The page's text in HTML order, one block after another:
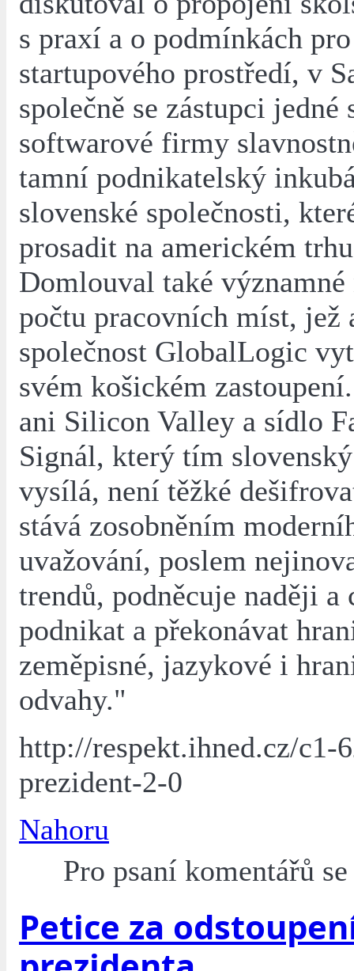
s praxí a o podmínkách
startupového prostředí, v
společně se zástupci jedné
softwarové firmy
tamní podnikatelský
slovenské společnosti,
prosadit na americkém
Domlouval také významné
počtu pracovních míst, jež
společnost GlobalLogic
svém košickém
ani Silicon Valley a sídlo
Signál, který tím
vysílá, není těžké
stává zosobněním
uvažování, poslem
trendů, podněcuje naději a
podnikat a překonávat
zeměpisné, jazykové i
odvahy."
http://respekt.ihned.cz/c1-
prezident-2-0
Nahoru
Pro psaní komentářů
Petice za